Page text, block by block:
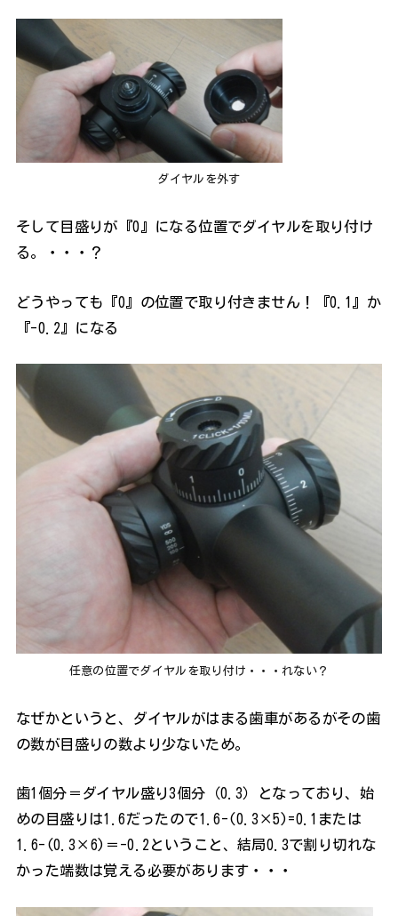
ダイヤルを外す
そして目盛りが『0』になる位置でダイヤルを取り付け
る。・・・？
どうやっても『0』の位置で取り付きません！『0.1』か
『-0.2』になる
任意の位置でダイヤルを取り付け・・・れない？
なぜかというと、ダイヤルがはまる歯車があるがその歯
の数が目盛りの数より少ないため。
歯1個分＝ダイヤル盛り3個分（0.3）となっており、始
めの目盛りは1.6だったので1.6-(0.3×5)=0.1または
1.6-(0.3×6)＝-0.2ということ、結局0.3で割り切れな
かった端数は覚える必要があります・・・